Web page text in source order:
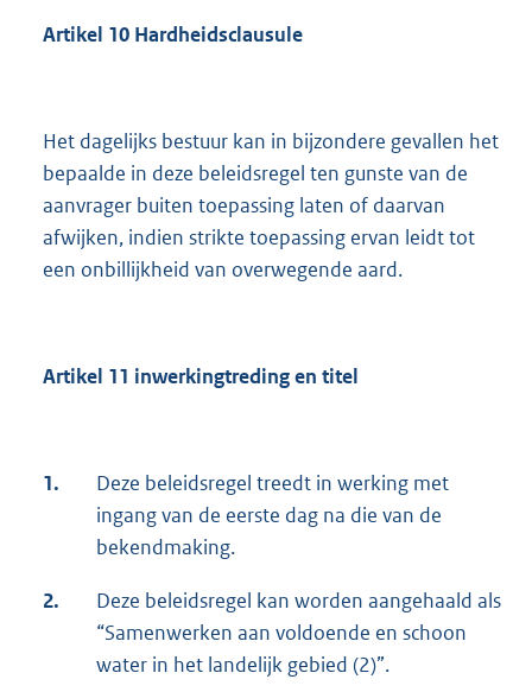
Artikel 10 Hardheidsclausule
Het dagelijks bestuur kan in bijzondere gevallen het
bepaalde in deze beleidsregel ten gunste van de
aanvrager buiten toepassing laten of daarvan
afwijken, indien strikte toepassing ervan leidt tot
een onbillijkheid van overwegende aard.
Artikel 11 inwerkingtreding en titel
1.
Deze beleidsregel treedt in werking met
ingang van de eerste dag na die van de
bekendmaking.
2.
Deze beleidsregel kan worden aangehaald als
“Samenwerken aan voldoende en schoon
water in het landelijk gebied (2)”.